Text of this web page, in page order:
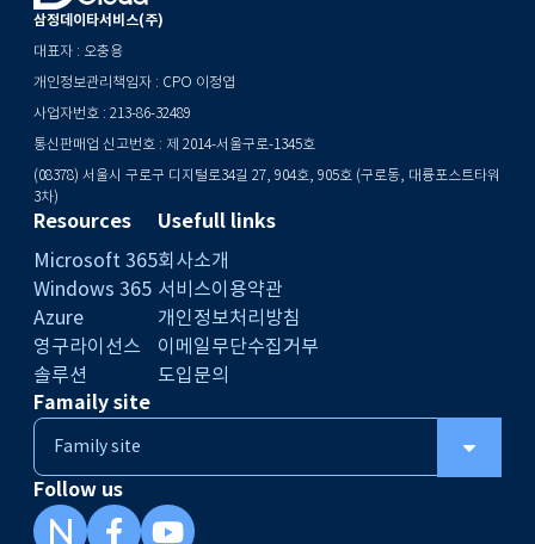
삼정데이타서비스(주)
대표자 : 오충용
개인정보관리책임자 : CPO 이정엽
사업자번호 : 213-86-32489
통신판매업 신고번호 : 제 2014-서울구로-1345호
(08378) 서울시 구로구 디지털로34길 27, 904호, 905호 (구로동, 대륭포스트타워
3차)
Resources
Microsoft 365
Windows 365
Azure
영구라이선스
솔루션
Usefull links
회사소개
서비스이용약관
개인정보처리방침
이메일무단수집거부
도입문의
Famaily site
Follow us